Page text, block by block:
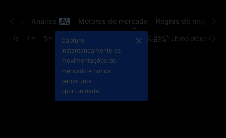
Análise Motores do mercado Regras de
1s 1m 5m 15m 1h Último preço
Capture
instantaneamente as
movimentações do
mercado e nunca
perca uma
oportunidade.